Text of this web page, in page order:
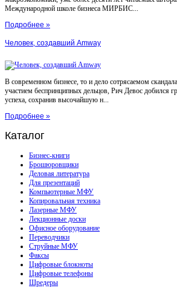
Международной школе бизнеса МИРБИС...
Подробнее »
Человек, создавший Amway
В современном бизнесе, то и дело сотрясаемом
участием беспринципных дельцов, Рич Девос добился
успеха, сохранив высочайшую н...
Подробнее »
Каталог
Бизнес-книги
Брошюровщики
Деловая литература
Для презентаций
Компьютерные МФУ
Копировальная техника
Лазерные МФУ
Лекционные доски
Офисное оборудование
Переводчики
Струйные МФУ
Факсы
Цифровые блокноты
Цифровые телефоны
Шредеры